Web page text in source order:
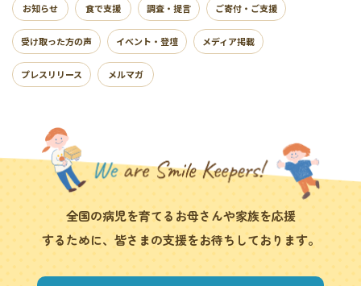
お知らせ 食で支援 調査・提言 ご寄付・ご支援
受け取った方の声 イベント・登壇 メディア掲載
プレスリリース メルマガ
全国の病児を育てるお母さんや家族を応援
するために、皆さまの支援をお待ちしております。